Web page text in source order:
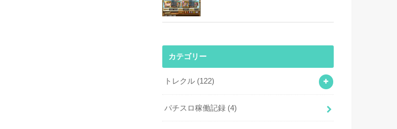
カテゴリー
トレクル (122)
パチスロ稼働記録 (4)